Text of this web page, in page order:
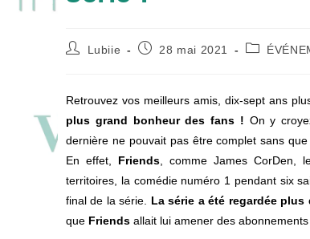
Auteur/autrice
Lubiie
Publication
28 mai 2021
Post
Retrouvez vos meilleurs amis, dix-sept ans
plus grand bonheur des fans ! On y
dernière ne pouvait pas être complet sans
En effet, Friends, comme James CorDen,
territoires, la comédie numéro 1 pendant six
final de la série. La série a été regardée
que Friends allait lui amener des